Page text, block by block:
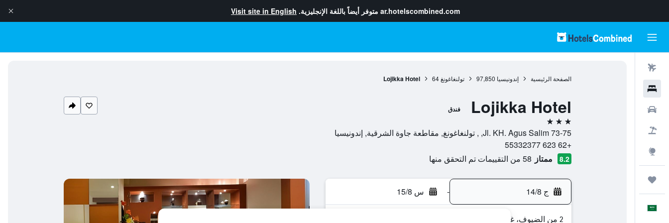
ar.hotelscombined.com متوفر أيضاً باللغة الإنجليزية. Visit site in English
الصفحة الرئيسية إندونيسيا 97,850 تولنغاغونغ 64
Lojikka Hotel
Lojikka Hotel فندق
3 نجوم
Jl. KH. Agus Salim 73-75, , تولنغاغونغ, مقاطعة جاوة الشرقية, إندونيسيا
+62 623 55332377
8.2 ممتاز 58 من التقييمات تم التحقق منها
ج 14/8 - س 15/8
2 من الضيوف، غرفة واحدة